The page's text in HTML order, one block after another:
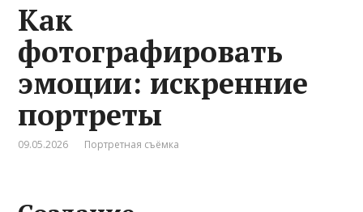
Как
фотографировать
эмоции: искренние
портреты
09.05.2026 Портретная съёмка